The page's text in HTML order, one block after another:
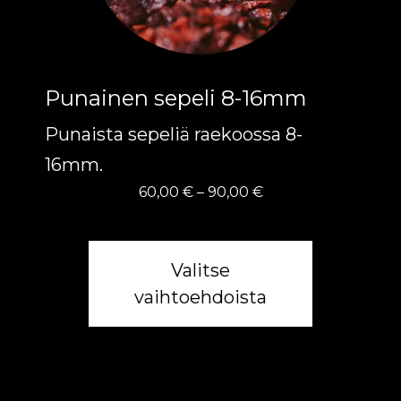
Punainen sepeli 8-16mm
60,00 € – 90,00 €Hintaluokka:
-
Punaista sepeliä raekoossa 8-
16mm.
Valitse
vaihtoehdoista
sivulla.